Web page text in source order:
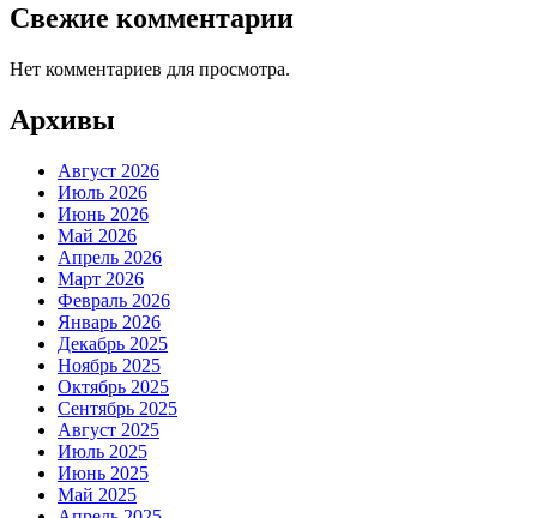
Свежие комментарии
Нет комментариев для просмотра.
Архивы
Август 2026
Июль 2026
Июнь 2026
Май 2026
Апрель 2026
Март 2026
Февраль 2026
Январь 2026
Декабрь 2025
Ноябрь 2025
Октябрь 2025
Сентябрь 2025
Август 2025
Июль 2025
Июнь 2025
Май 2025